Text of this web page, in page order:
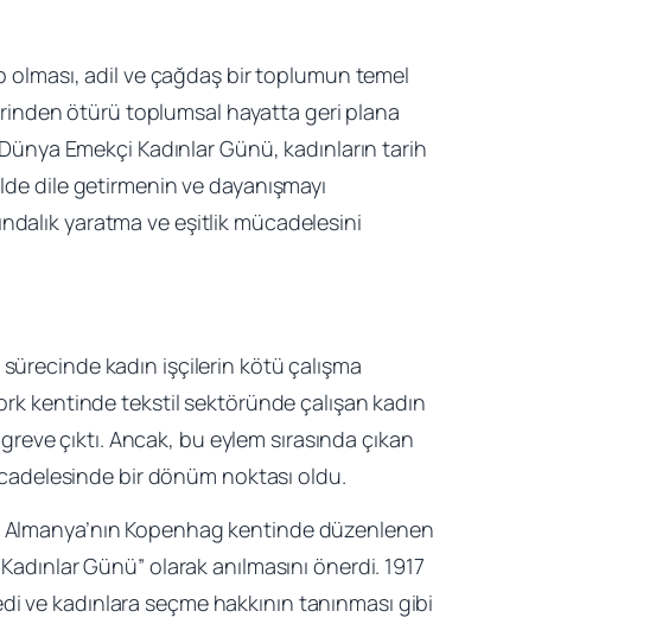
adil ve çağdaş bir toplumun temel
ötürü toplumsal hayatta geri plana
Emekçi Kadınlar Günü, kadınların tarih
dile getirmenin ve dayanışmayı
yaratma ve eşitlik mücadelesini
kadın işçilerin kötü çalışma
kentinde tekstil sektöründe çalışan kadın
çıktı. Ancak, bu eylem sırasında çıkan
bir dönüm noktası oldu.
Kopenhag kentinde düzenlenen
Günü” olarak anılmasını önerdi. 1917
ve kadınlara seçme hakkının tanınması gibi